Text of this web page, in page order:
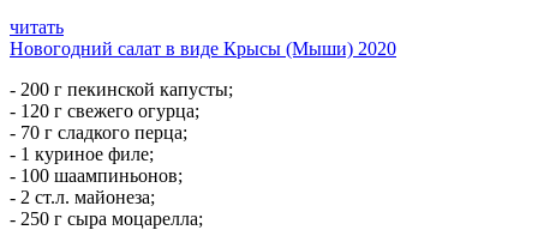
читать
Новогодний салат в виде Крысы (Мыши) 2020
- 200 г пекинской капусты;
- 120 г свежего огурца;
- 70 г сладкого перца;
- 1 куриное филе;
- 100 шаампиньонов;
- 2 ст.л. майонеза;
- 250 г сыра моцарелла;